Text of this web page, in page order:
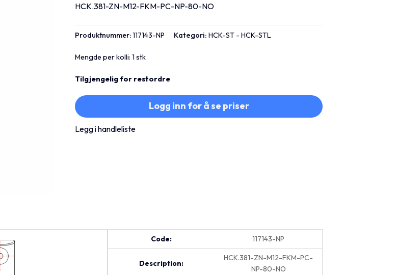
HCK.381-ZN-M12-FKM-PC-NP-80-NO
Produktnummer:117143-NP Kategori:HCK-ST - HCK-STL
Mengde per kolli: 1 stk
Tilgjengelig for restordre
Logg inn for å se priser
Legg i handleliste
Code: 117143-NP
Description:
HCK.381-ZN-M12-FKM-PC-
NP-80-NO